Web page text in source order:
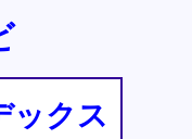
ックス